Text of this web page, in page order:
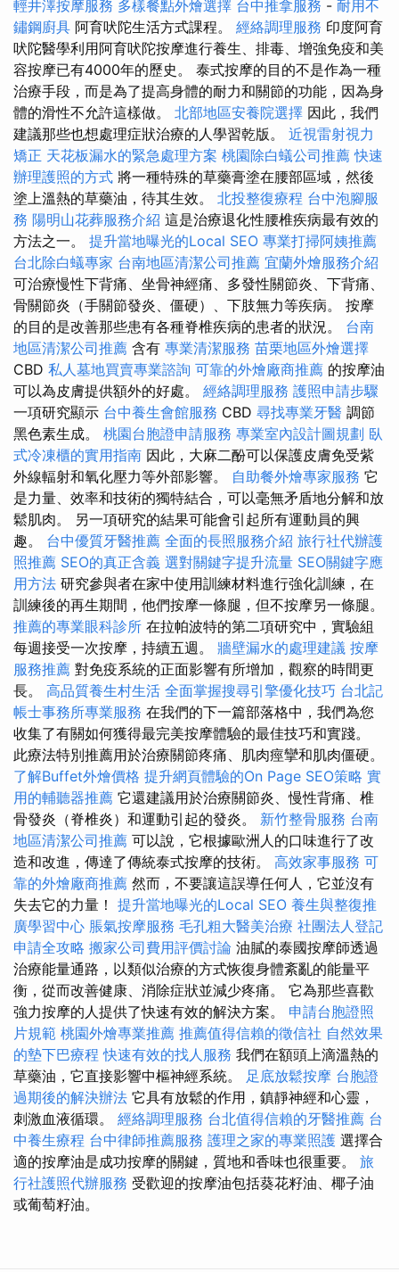
輕井澤按摩服務 多樣餐點外燴選擇 台中推拿服務 - 耐用不
鏽鋼廚具 阿育吠陀生活方式課程。 經絡調理服務 印度阿育
吠陀醫學利用阿育吠陀按摩進行養生、排毒、增強免疫和美
容按摩已有4000年的歷史。 泰式按摩的目的不是作為一種
治療手段，而是為了提高身體的耐力和關節的功能，因為身
體的滑性不允許這樣做。 北部地區安養院選擇 因此，我們
建議那些也想處理症狀治療的人學習乾版。 近視雷射視力
矯正 天花板漏水的緊急處理方案 桃園除白蟻公司推薦 快速
辦理護照的方式 將一種特殊的草藥膏塗在腰部區域，然後
塗上溫熱的草藥油，待其生效。 北投整復療程 台中泡腳服
務 陽明山花葬服務介紹 這是治療退化性腰椎疾病最有效的
方法之一。 提升當地曝光的Local SEO 專業打掃阿姨推薦
台北除白蟻專家 台南地區清潔公司推薦 宜蘭外燴服務介紹
可治療慢性下背痛、坐骨神經痛、多發性關節炎、下背痛、
骨關節炎（手關節發炎、僵硬）、下肢無力等疾病。 按摩
的目的是改善那些患有各種脊椎疾病的患者的狀況。 台南
地區清潔公司推薦 含有 專業清潔服務 苗栗地區外燴選擇
CBD 私人墓地買賣專業諮詢 可靠的外燴廠商推薦 的按摩油
可以為皮膚提供額外的好處。 經絡調理服務 護照申請步驟
一項研究顯示 台中養生會館服務 CBD 尋找專業牙醫 調節
黑色素生成。 桃園台胞證申請服務 專業室內設計圖規劃 臥
式冷凍櫃的實用指南 因此，大麻二酚可以保護皮膚免受紫
外線輻射和氧化壓力等外部影響。 自助餐外燴專家服務 它
是力量、效率和技術的獨特結合，可以毫無矛盾地分解和放
鬆肌肉。 另一項研究的結果可能會引起所有運動員的興
趣。 台中優質牙醫推薦 全面的長照服務介紹 旅行社代辦護
照推薦 SEO的真正含義 選對關鍵字提升流量 SEO關鍵字應
用方法 研究參與者在家中使用訓練材料進行強化訓練，在
訓練後的再生期間，他們按摩一條腿，但不按摩另一條腿。
推薦的專業眼科診所 在拉帕波特的第二項研究中，實驗組
每週接受一次按摩，持續五週。 牆壁漏水的處理建議 按摩
服務推薦 對免疫系統的正面影響有所增加，觀察的時間更
長。 高品質養生村生活 全面掌握搜尋引擎優化技巧 台北記
帳士事務所專業服務 在我們的下一篇部落格中，我們為您
收集了有關如何獲得最完美按摩體驗的最佳技巧和實踐。
此療法特別推薦用於治療關節疼痛、肌肉痙攣和肌肉僵硬。
了解Buffet外燴價格 提升網頁體驗的On Page SEO策略 實
用的輔聽器推薦 它還建議用於治療關節炎、慢性背痛、椎
骨發炎（脊椎炎）和運動引起的發炎。 新竹整骨服務 台南
地區清潔公司推薦 可以說，它根據歐洲人的口味進行了改
造和改進，傳達了傳統泰式按摩的技術。 高效家事服務 可
靠的外燴廠商推薦 然而，不要讓這誤導任何人，它並沒有
失去它的力量！ 提升當地曝光的Local SEO 養生與整復推
廣學習中心 脹氣按摩服務 毛孔粗大醫美治療 社團法人登記
申請全攻略 搬家公司費用評價討論 油膩的泰國按摩師透過
治療能量通路，以類似治療的方式恢復身體紊亂的能量平
衡，從而改善健康、消除症狀並減少疼痛。 它為那些喜歡
強力按摩的人提供了快速有效的解決方案。 申請台胞證照
片規範 桃園外燴專業推薦 推薦值得信賴的徵信社 自然效果
的墊下巴療程 快速有效的找人服務 我們在額頭上滴溫熱的
草藥油，它直接影響中樞神經系統。 足底放鬆按摩 台胞證
過期後的解決辦法 它具有放鬆的作用，鎮靜神經和心靈，
刺激血液循環。 經絡調理服務 台北值得信賴的牙醫推薦 台
中養生療程 台中律師推薦服務 護理之家的專業照護 選擇合
適的按摩油是成功按摩的關鍵，質地和香味也很重要。 旅
行社護照代辦服務 受歡迎的按摩油包括葵花籽油、椰子油
或葡萄籽油。